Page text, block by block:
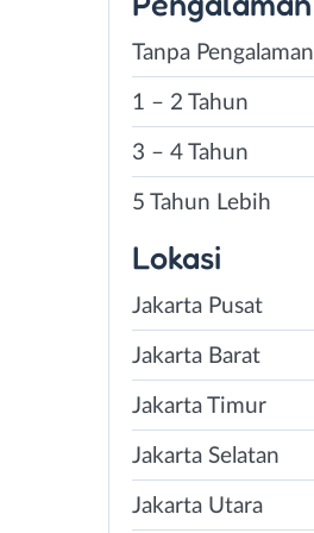
Tanpa Pengalaman
1 – 2 Tahun
3 – 4 Tahun
5 Tahun Lebih
Lokasi
Jakarta Pusat
Jakarta Barat
Jakarta Timur
Jakarta Selatan
Jakarta Utara